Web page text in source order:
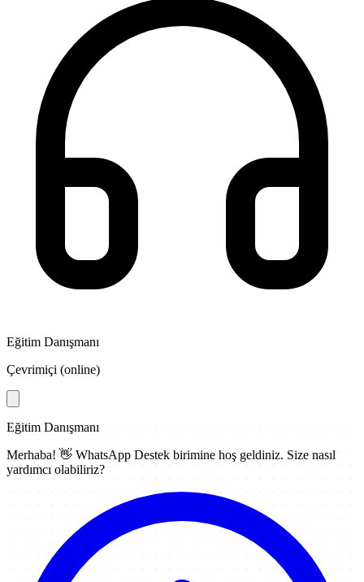
Eğitim Danışmanı
Çevrimiçi (online)
Eğitim Danışmanı
Merhaba! 👋 WhatsApp Destek birimine hoş geldiniz. Size nasıl
yardımcı olabiliriz?